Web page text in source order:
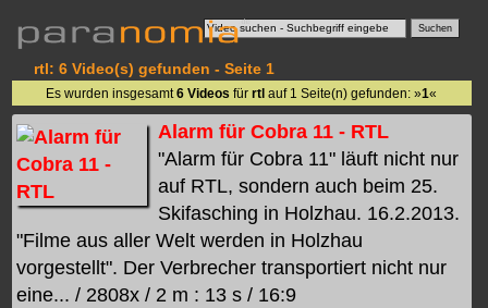
rtl: 6 Video(s) gefunden - Seite 1
Es wurden insgesamt6 Videos fürrtl auf 1 Seite(n) gefunden: »1«
Alarm für Cobra 11 - RTL
"Alarm für Cobra 11" läuft nicht nur
auf RTL, sondern auch beim 25.
Skifasching in Holzhau. 16.2.2013.
"Filme aus aller Welt werden in Holzhau
vorgestellt". Der Verbrecher transportiert nicht nur
eine... / 2808x / 2 m : 13 s / 16:9